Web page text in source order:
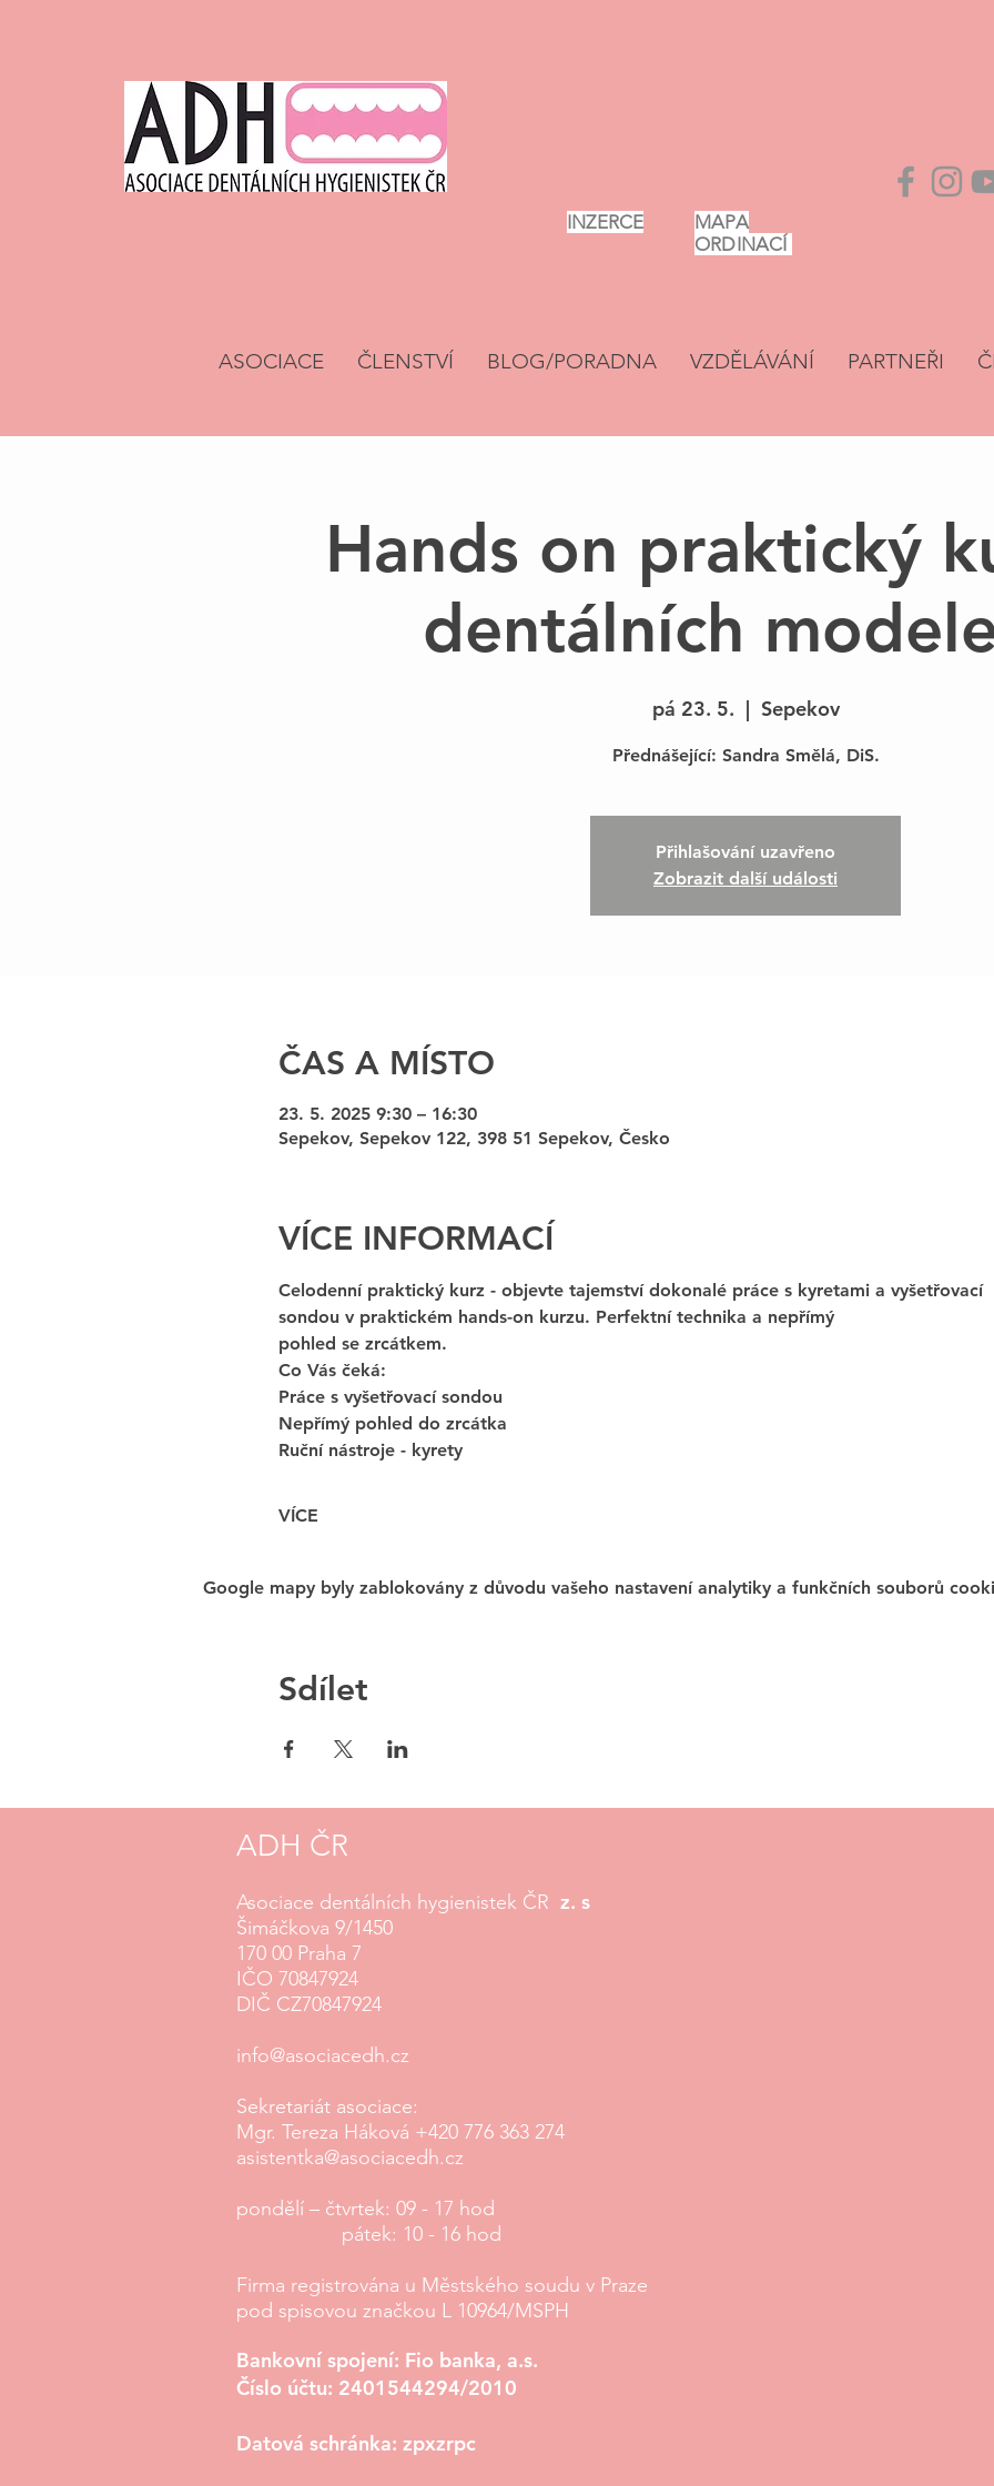
INZERCE
MAPA
ORDINACÍ
ASOCIACE ČLENSTVÍ BLOG/PORADNA VZDĚLÁVÁNÍ PARTNEŘI
Hands on praktický
dentálních
pá 23. 5.
  |
Sepekov
Přihlašování uzavřeno
Zobrazit další události
ČAS A MÍSTO
23. 5. 2025 9:30 – 16:30
Sepekov, Sepekov 122, 398 51 Sepekov, Česko
VÍCE INFORMACÍ
Celodenní praktický kurz - objevte tajemství dokonalé práce s kyretami a vyšetřovací
sondou v praktickém hands-on kurzu. Perfektní technika a nepřímý
pohled se zrcátkem.
Co Vás čeká:
Práce s vyšetřovací sondou
Nepřímý pohled do zrcátka
Ruční nástroje - kyrety
VÍCE
Google mapy byly zablokovány z důvodu vašeho nastavení analytiky a funkčních souborů
Sdílet
ADH ČR
Asociace dentálních hygienistek ČR z. s
Šimáčkova 9/1450
170 00 Praha 7
IČO 70847924
DIČ CZ70847924
info@asociacedh.cz
Sekretariát asociace:
Mgr. Tereza Háková +420 776 363 274
asistentka@asociacedh.cz
pondělí – čtvrtek: 09 - 17 hod
pátek: 10 - 16 hod
Firma registrována u Městského soudu v Praze
pod spisovou značkou L 10964/MSPH
Bankovní spojení: Fio banka, a.s.
Číslo účtu: 2401544294/2010
Datová schránka: zpxzrpc